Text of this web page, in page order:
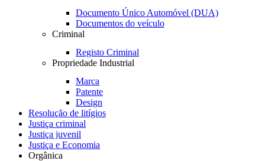
Documento Único Automóvel (DUA)
Documentos do veículo
Criminal
Registo Criminal
Propriedade Industrial
Marca
Patente
Design
Resolução de litígios
Justiça criminal
Justiça juvenil
Justiça e Economia
Orgânica